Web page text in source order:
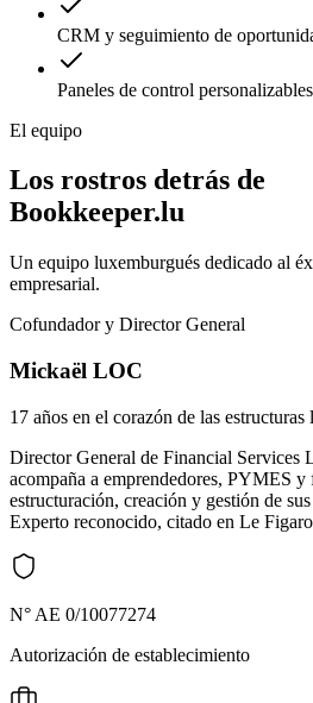
CRM y seguimiento de
Paneles de control personalizables
El equipo
Los rostros detrás de
Bookkeeper.lu
Un equipo luxemburgués dedicado al
empresarial.
Cofundador y Director General
Mickaël LOC
17 años en el corazón de las estructuras
Director General de Financial Services
acompaña a emprendedores, PYMES
estructuración, creación y gestión de
Experto reconocido, citado en Le
N° AE 0/10077274
Autorización de establecimiento